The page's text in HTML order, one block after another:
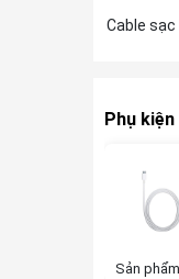
Cable
Phụ
Sản